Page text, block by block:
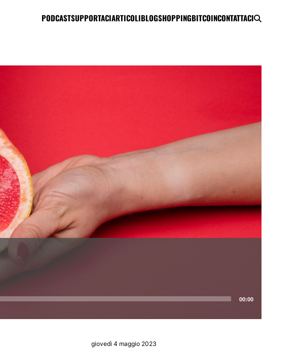
PODCASTSUPPORTACIARTICOLIBLOGSHOPPINGBITCOINCONTATTACI
00:00
giovedì 4 maggio 2023